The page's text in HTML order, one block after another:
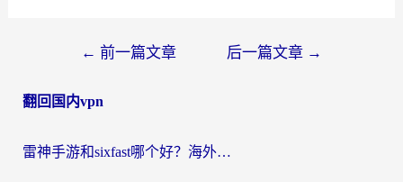
导
← 前一篇文章 后一篇文章 →
翻回国内vpn
雷神手游和sixfast哪个好？海外党亲测3款回国加速器，教你选对不踩坑